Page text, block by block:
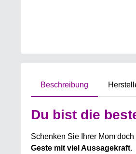
Beschreibung
Du bist die
Schenken Sie Ihrer Mom
Geste mit viel Aussagekraft.